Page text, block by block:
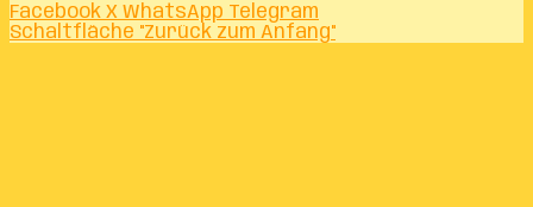
Facebook X WhatsApp Telegram
Schaltfläche "Zurück zum Anfang"